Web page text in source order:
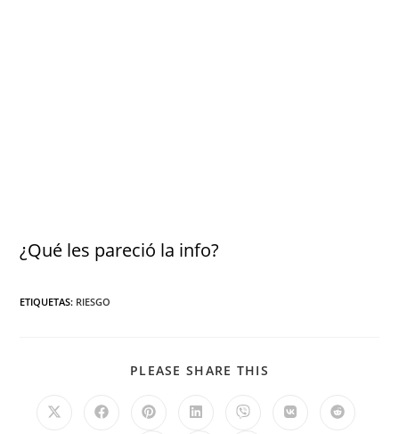
¿Qué les pareció la info?
ETIQUETAS: RIESGO
PLEASE SHARE THIS